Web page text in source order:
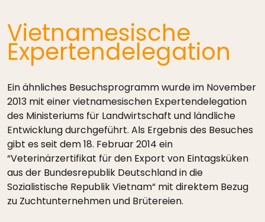
Vietnamesische
Expertendelegation
Ein ähnliches Besuchsprogramm wurde im November
2013 mit einer vietnamesischen Expertendelegation
des Ministeriums für Landwirtschaft und ländliche
Entwicklung durchgeführt. Als Ergebnis des Besuches
gibt es seit dem 18. Februar 2014 ein
“Veterinärzertifikat für den Export von Eintagsküken
aus der Bundesrepublik Deutschland in die
Sozialistische Republik Vietnam“ mit direktem Bezug
zu Zuchtunternehmen und Brütereien.